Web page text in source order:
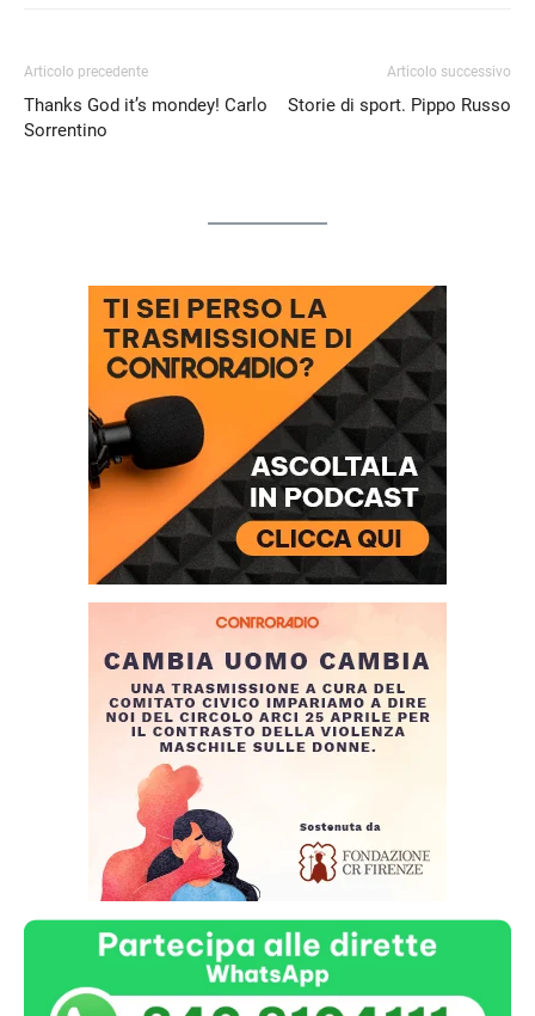
Articolo precedente
Thanks God it’s mondey! Carlo
Sorrentino
Articolo successivo
Storie di sport. Pippo Russo